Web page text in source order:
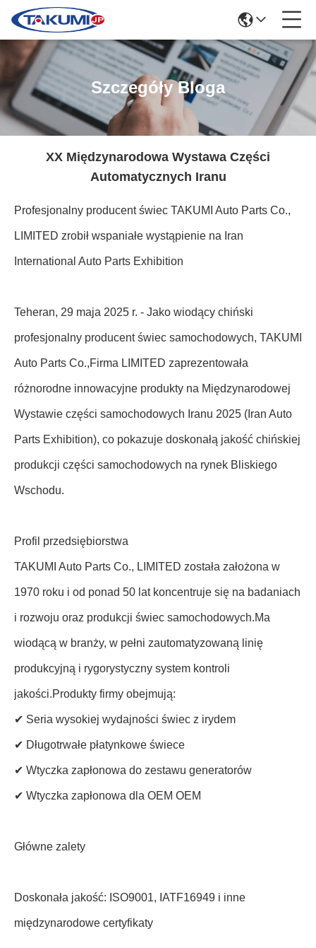
Szczegóły Bloga
XX Międzynarodowa Wystawa Części
Automatycznych Iranu
Profesjonalny producent świec TAKUMI Auto Parts Co.,
LIMITED zrobił wspaniałe wystąpienie na Iran
International Auto Parts Exhibition
Teheran, 29 maja 2025 r. - Jako wiodący chiński
profesjonalny producent świec samochodowych, TAKUMI
Auto Parts Co.,Firma LIMITED zaprezentowała
różnorodne innowacyjne produkty na Międzynarodowej
Wystawie części samochodowych Iranu 2025 (Iran Auto
Parts Exhibition), co pokazuje doskonałą jakość chińskiej
produkcji części samochodowych na rynek Bliskiego
Wschodu.
Profil przedsiębiorstwa
TAKUMI Auto Parts Co., LIMITED została założona w
1970 roku i od ponad 50 lat koncentruje się na badaniach
i rozwoju oraz produkcji świec samochodowych.Ma
wiodącą w branży, w pełni zautomatyzowaną linię
produkcyjną i rygorystyczny system kontroli
jakości.Produkty firmy obejmują:
✔ Seria wysokiej wydajności świec z irydem
✔ Długotrwałe płatynkowe świece
✔ Wtyczka zapłonowa do zestawu generatorów
✔ Wtyczka zapłonowa dla OEM OEM
Główne zalety
Doskonała jakość: ISO9001, IATF16949 i inne
międzynarodowe certyfikaty